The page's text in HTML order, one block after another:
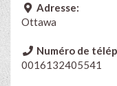
Adresse:
Ottawa
Numéro de
0016132405541